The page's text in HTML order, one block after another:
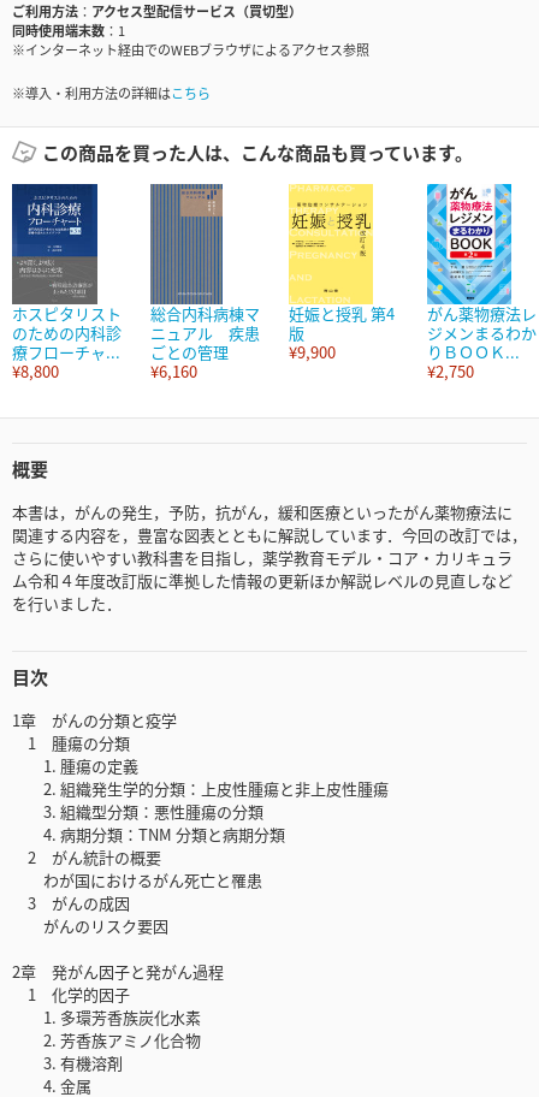
ご利用方法
アクセス型配信サービス（買切型）
同時使用端末数
1
※インターネット経由でのWEBブラウザによるアクセス参照
※導入・利用方法の詳細はこちら
この商品を買った人は、こんな商品も買っています。
ホスピタリスト
のための内科診
療フローチャ...
¥8,800
総合内科病棟マ
ニュアル 疾患
ごとの管理
¥6,160
妊娠と授乳 第4
版
¥9,900
がん薬物療法レ
ジメンまるわか
りＢＯＯＫ...
¥2,750
概要
本書は，がんの発生，予防，抗がん，緩和医療といったがん薬物療法に
関連する内容を，豊富な図表とともに解説しています．今回の改訂では，
さらに使いやすい教科書を目指し，薬学教育モデル・コア・カリキュラ
ム令和４年度改訂版に準拠した情報の更新ほか解説レベルの見直しなど
を行いました．
目次
1章 がんの分類と疫学
1 腫瘍の分類
1. 腫瘍の定義
2. 組織発生学的分類：上皮性腫瘍と非上皮性腫瘍
3. 組織型分類：悪性腫瘍の分類
4. 病期分類：TNM 分類と病期分類
2 がん統計の概要
わが国におけるがん死亡と罹患
3 がんの成因
がんのリスク要因
2章 発がん因子と発がん過程
1 化学的因子
1. 多環芳香族炭化水素
2. 芳香族アミノ化合物
3. 有機溶剤
4. 金属